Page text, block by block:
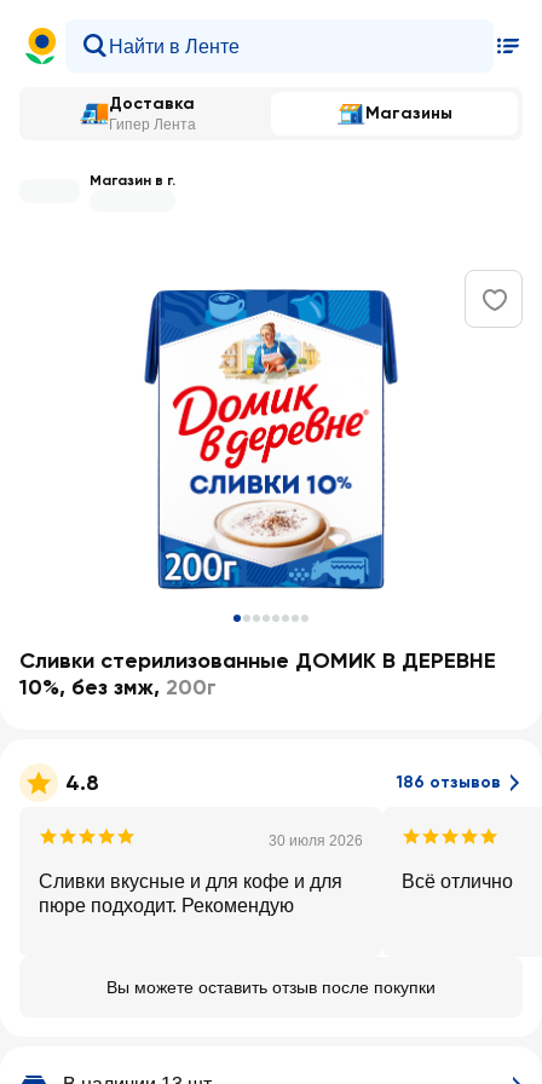
Доставка
Гипер Лента
Магазины
Магазин в г.
Сливки стерилизованные ДОМИК В ДЕРЕВНЕ
10%, без змж, 200г
4.8 186 отзывов
30 июля 2026
Сливки вкусные и для кофе и для
пюре подходит. Рекомендую
Всё отлично
Вы можете оставить отзыв после покупки